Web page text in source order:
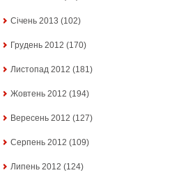
Січень 2013 (102)
Грудень 2012 (170)
Листопад 2012 (181)
Жовтень 2012 (194)
Вересень 2012 (127)
Серпень 2012 (109)
Липень 2012 (124)